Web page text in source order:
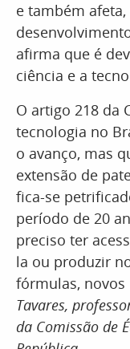
e também
afirma que é
ciência e a
O artigo 218 da
tecnologia no
o avanço, mas
extensão de
fica-se
período de 20
preciso ter
la ou produzir
fórmulas,
Tavares,
da Comissão de